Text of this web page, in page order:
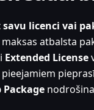
savu licenci vai
atbalsta
Extended License
Package